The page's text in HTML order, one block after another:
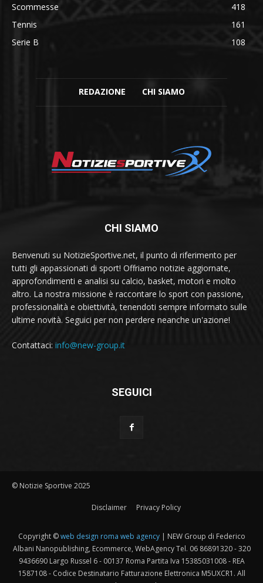
Scommesse
418
Tennis
161
Serie B
108
REDAZIONE CHI SIAMO
CHI SIAMO
Benvenuti su NotizieSportive.net, il punto di riferimento per
tutti gli appassionati di sport! Offriamo notizie aggiornate,
approfondimenti e analisi su calcio, basket, motori e molto
altro. La nostra missione è raccontare lo sport con passione,
professionalità e obiettività, tenendoti sempre informato sulle
ultime novità. Seguici per non perdere neanche un'azione!
Contattaci: info@new-group.it
SEGUICI
© Notizie Sportive 2025
Disclaimer Privacy Policy
Copyright ©web design roma web agency| NEW Group di Federico
Albani Nanopublishing, Ecommerce, WebAgency Tel. 06 86891320 - 320
9436690 Largo Russel 6 - 00137 Roma Partita Iva 15385031008 - REA
1587108 - Codice Destinatario Fatturazione Elettronica M5UXCR1. All